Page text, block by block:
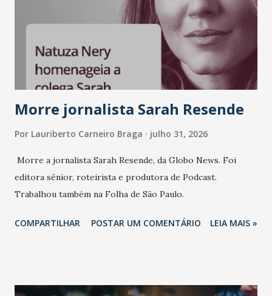
mundo fala muito e poucos entregam de verdade. O NM2B
sempre existiu para dar palco a quem constrói com
consistência, e nesta edição isso fica ainda mais claro.
Vamos reforçar que ser genuíno sustenta a confiança entre
marcas, pessoas e mercado", afirma Tamires So...
Morre jornalista Sarah Resende
Por Lauriberto Carneiro Braga julho 31, 2026
Morre a jornalista Sarah Resende, da Globo News. Foi
editora sênior, roteirista e produtora de Podcast.
Trabalhou também na Folha de São Paulo.
COMPARTILHAR POSTAR UM COMENTÁRIO LEIA MAIS »